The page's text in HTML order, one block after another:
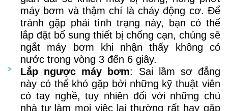
máy bơm và thậm chí là cháy động cơ. Để
tránh gặp phải tình trạng này, bạn có thể
lắp đặt bổ sung thiết bị chống cạn, chúng sẽ
ngắt máy bơm khi nhận thấy không có
nước trong vòng 3 đến 6 giây.
Lắp ngược máy bơm: Sai lầm sơ đẳng
này có thể khó gặp bởi những kỹ thuật viên
có tay nghề, tuy nhiên đối với những chủ
nhà tự làm mọi việc lại thường rất hay gặp